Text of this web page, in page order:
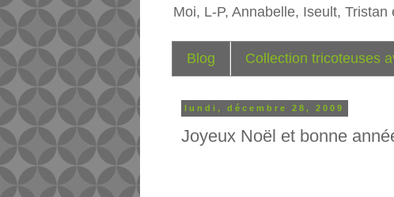
Moi, L-P, Annabelle, Iseult,
Blog Collection tricoteuses
lundi, décembre 28, 2009
Joyeux Noël et bonne